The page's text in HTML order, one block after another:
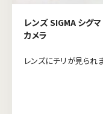
レンズ SIGMA シグ
カメラ
レンズにチリが見られ